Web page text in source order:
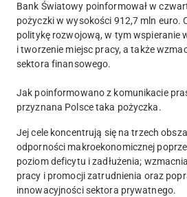
Bank Światowy poinformował w
pożyczki w wysokości 912,7 mln euro.
politykę rozwojową, w tym wspieranie
i tworzenie miejsc pracy, a także
sektora finansowego.
Jak poinformowano z komunikacie
przyznana Polsce taka pożyczka.
Jej cele koncentrują się na trzech
odporności makroekonomicznej
poziom deficytu i zadłużenia;
pracy i promocji zatrudnienia oraz
innowacyjności sektora prywatnego.